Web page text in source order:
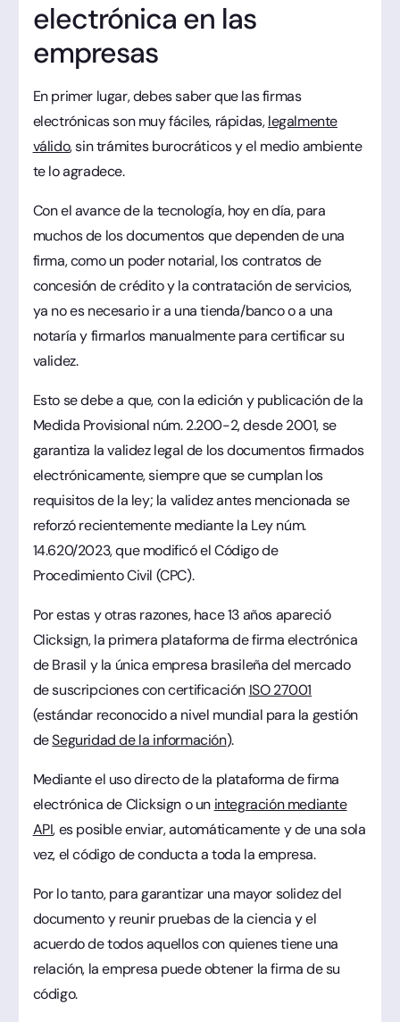
electrónica en las
empresas
En primer lugar, debes saber que las firmas
electrónicas son muy fáciles, rápidas,legalmente
válido, sin trámites burocráticos y el medio ambiente
te lo agradece.
Con el avance de la tecnología, hoy en día, para
muchos de los documentos que dependen de una
firma, como un poder notarial, los contratos de
concesión de crédito y la contratación de servicios,
ya no es necesario ir a una tienda/banco o a una
notaría y firmarlos manualmente para certificar su
validez.
Esto se debe a que, con la edición y publicación de la
Medida Provisional núm. 2.200-2, desde 2001, se
garantiza la validez legal de los documentos firmados
electrónicamente, siempre que se cumplan los
requisitos de la ley; la validez antes mencionada se
reforzó recientemente mediante la Ley núm.
14.620/2023, que modificó el Código de
Procedimiento Civil (CPC).
Por estas y otras razones, hace 13 años apareció
Clicksign, la primera plataforma de firma electrónica
de Brasil y la única empresa brasileña del mercado
de suscripciones con certificación ISO 27001
(estándar reconocido a nivel mundial para la gestión
deSeguridad de la información).
Mediante el uso directo de la plataforma de firma
electrónica de Clicksign o un integración mediante
API, es posible enviar, automáticamente y de una sola
vez, el código de conducta a toda la empresa.
Por lo tanto, para garantizar una mayor solidez del
documento y reunir pruebas de la ciencia y el
acuerdo de todos aquellos con quienes tiene una
relación, la empresa puede obtener la firma de su
código.